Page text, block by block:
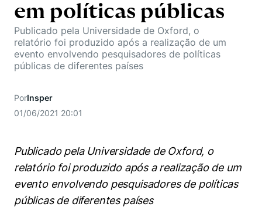
Todas as Engenharias
Engenharia de Computação
Busca por Áreas de Conhecimento
Student Life
Núcleo de Carreiras
Hub de Inovação e Empreendedorismo
Prêmio Duda Ermírio de Moraes
Como funciona
Oportunidade de Negócios
Women in Action
Trabalhe conosco
Lista de doadores
Pesquisa no Insper
Centros de Conhecimento
Cátedras
Biblioteca Telles
Pesquisa na Graduação
Seminários Acadêmicos
Comitê de Ética em Pesquisa
Conteúdos
Carreiras e Cursos
Eventos
Notícias
Instagram
Linkedin
Unidades Acadêmicas
Gestão e Economia
Engenharia e Ciência da Computação
Direito
Corpo Docente
Busca por docentes
Prêmios de Excelência
Ensino e aprendizagem
Fale Conosco
Visite o Insper
Canal de Ética
Ouvidoria
em políticas públicas
Publicado pela Universidade de Oxford, o
relatório foi produzido após a realização de um
evento envolvendo pesquisadores de políticas
públicas de diferentes países
PorInsper
01/06/2021 20:01
Publicado pela Universidade de Oxford, o
relatório foi produzido após a realização de um
evento envolvendo pesquisadores de políticas
públicas de diferentes países